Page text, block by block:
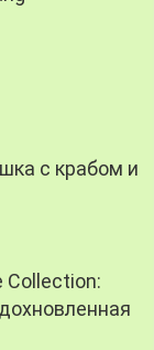
с крабом и
Collection: